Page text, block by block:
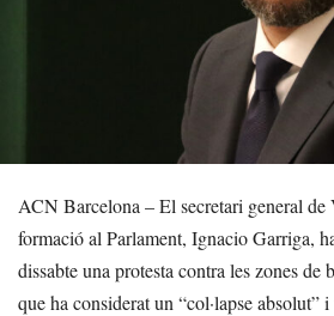
ACN Barcelona – El secretari general
formació al Parlament, Ignacio Garriga,
dissabte una protesta contra les zones de
que ha considerat un “col·lapse absolut”